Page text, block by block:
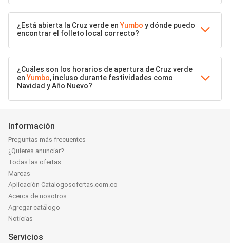
¿Está abierta la Cruz verde enYumbo y dónde puedo
encontrar el folleto local correcto?
¿Cuáles son los horarios de apertura de Cruz verde
enYumbo, incluso durante festividades como
Navidad y Año Nuevo?
Información
Preguntas más frecuentes
¿Quieres anunciar?
Todas las ofertas
Marcas
Aplicación Catalogosofertas.com.co
Acerca de nosotros
Agregar catálogo
Noticias
Servicios